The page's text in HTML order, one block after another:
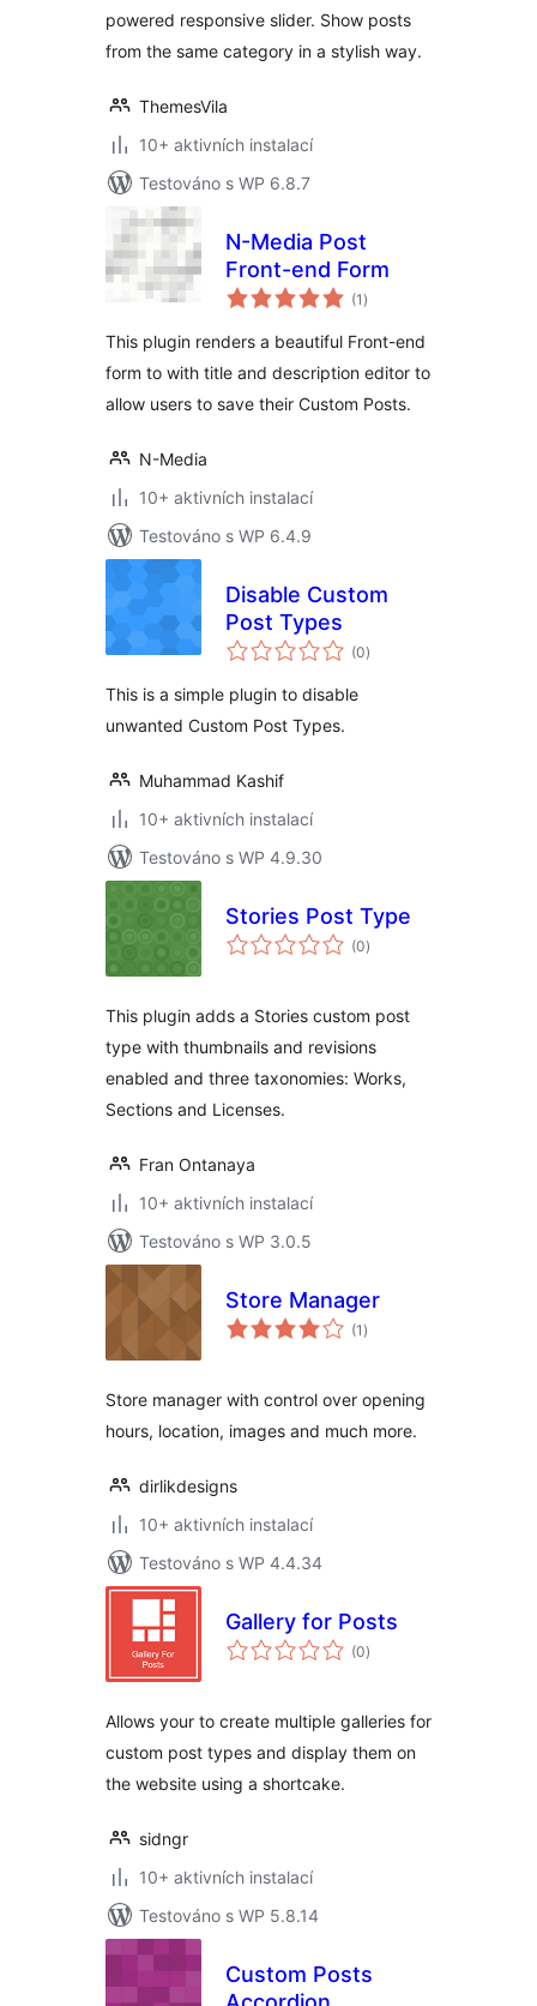
powered responsive slider. Show posts
from the same category in a stylish way.
ThemesVila
10+ aktivních instalací
Testováno s WP 6.8.7
N-Media Post
Front-end Form
(1 celkové
hodnocení
)
This plugin renders a beautiful Front-end
form to with title and description editor to
allow users to save their Custom Posts.
N-Media
10+ aktivních instalací
Testováno s WP 6.4.9
Disable Custom
Post Types
(0celkové
hodnocení
)
This is a simple plugin to disable
unwanted Custom Post Types.
Muhammad Kashif
10+ aktivních instalací
Testováno s WP 4.9.30
Stories Post Type
(0celkové
hodnocení
)
This plugin adds a Stories custom post
type with thumbnails and revisions
enabled and three taxonomies: Works,
Sections and Licenses.
Fran Ontanaya
10+ aktivních instalací
Testováno s WP 3.0.5
Store Manager
(1 celkové
hodnocení
)
Store manager with control over opening
hours, location, images and much more.
dirlikdesigns
10+ aktivních instalací
Testováno s WP 4.4.34
Gallery for Posts
(0celkové
hodnocení
)
Allows your to create multiple galleries for
custom post types and display them on
the website using a shortcake.
sidngr
10+ aktivních instalací
Testováno s WP 5.8.14
Custom Posts